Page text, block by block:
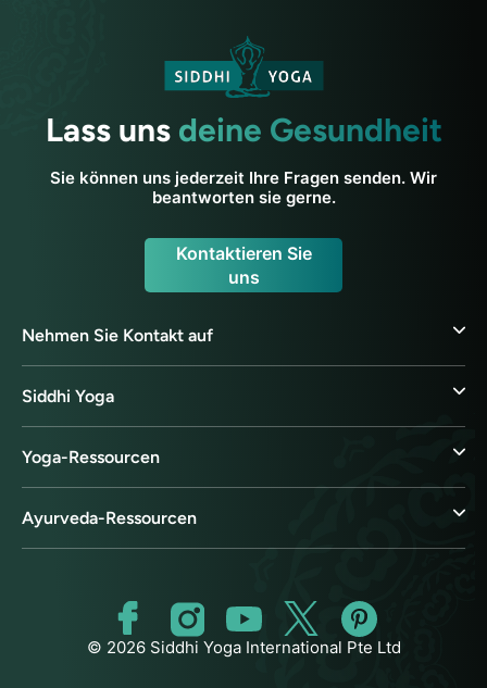
Lass uns deine Gesundheit
Sie können uns jederzeit Ihre Fragen senden. Wir
beantworten sie gerne.
Kontaktieren Sie
uns
Nehmen Sie Kontakt auf
Siddhi Yoga
Yoga-Ressourcen
Ayurveda-Ressourcen
© 2026 Siddhi Yoga International Pte Ltd